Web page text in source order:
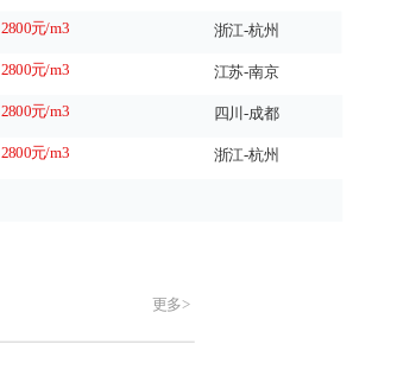
2800元/m3
2800元/m3
2800元/m3
2800元/m3
浙江-杭州
江苏-南京
四川-成都
浙江-杭州
更多>